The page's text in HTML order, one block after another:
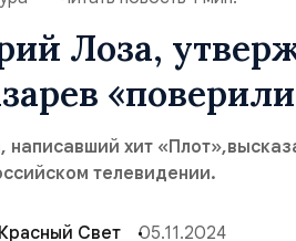
Лоза,
написавший хит
телевидении.
Красный Свет 05.11.2024